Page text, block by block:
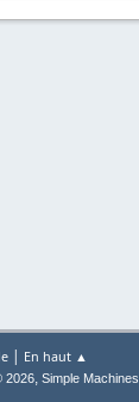
| En haut ▲
2026, Simple Machines